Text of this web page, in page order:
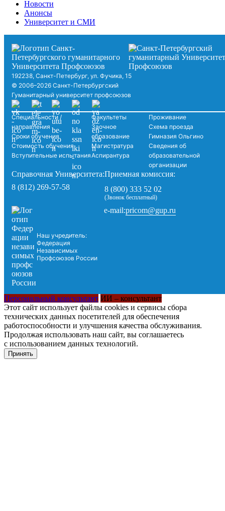
Новости
Анонсы
Университет и СМИ
192238, Санкт-Петербург, ул. Фучика, 15
© 2006–2026 Санкт-Петербургский
Гуманитарный университет профсоюзов
Специальности /
направления
Сроки обучения
Стоимость обучения
Вступительные испытания
Факультеты
Заочное
образование
Магистратура
Аспирантура
Проживание
Схема проезда
Гимназия Ольгино
Сведения об
образовательной
организации
Справочная Университета:
8 (812) 269-57-58
Приемная комиссия:
8 (800) 333 52 02
(Звонок бесплатный)
Наш учредитель:
Федерация
Независимых
Профсоюзов России
e-mail:pricom@gup.ru
Персональный консультант ИИ – консультант
Этот сайт использует файлы cookies и сервисы сбора
технических данных посетителей для обеспечения
работоспособности и улучшения качества обслуживания.
Продолжая использовать наш сайт, вы соглашаетесь
с использованием данных технологий.
Принять